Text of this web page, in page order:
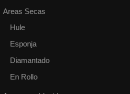
Areas Secas
Hule
Esponja
Diamantado
En Rollo